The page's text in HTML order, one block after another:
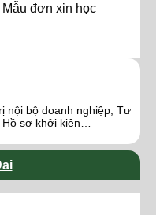
đơn xin học
nội bộ doanh nghiệp; Tư
sơ khởi kiện…